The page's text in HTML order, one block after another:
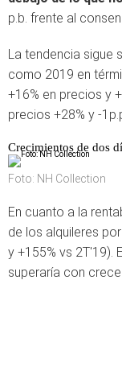
p.b. frente al
La tendencia sigue
como 2019 en
+16% en precios y
precios +28% y -
Crecimientos de dos
Foto: NH Collection
En cuanto a la
de los alquileres
y +155% vs 2T'19).
superaría con